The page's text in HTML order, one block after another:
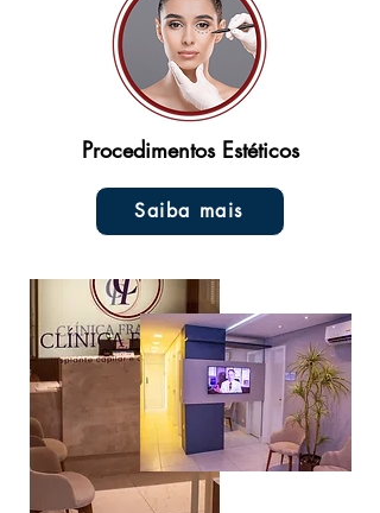
Procedimentos Estéticos
Saiba mais